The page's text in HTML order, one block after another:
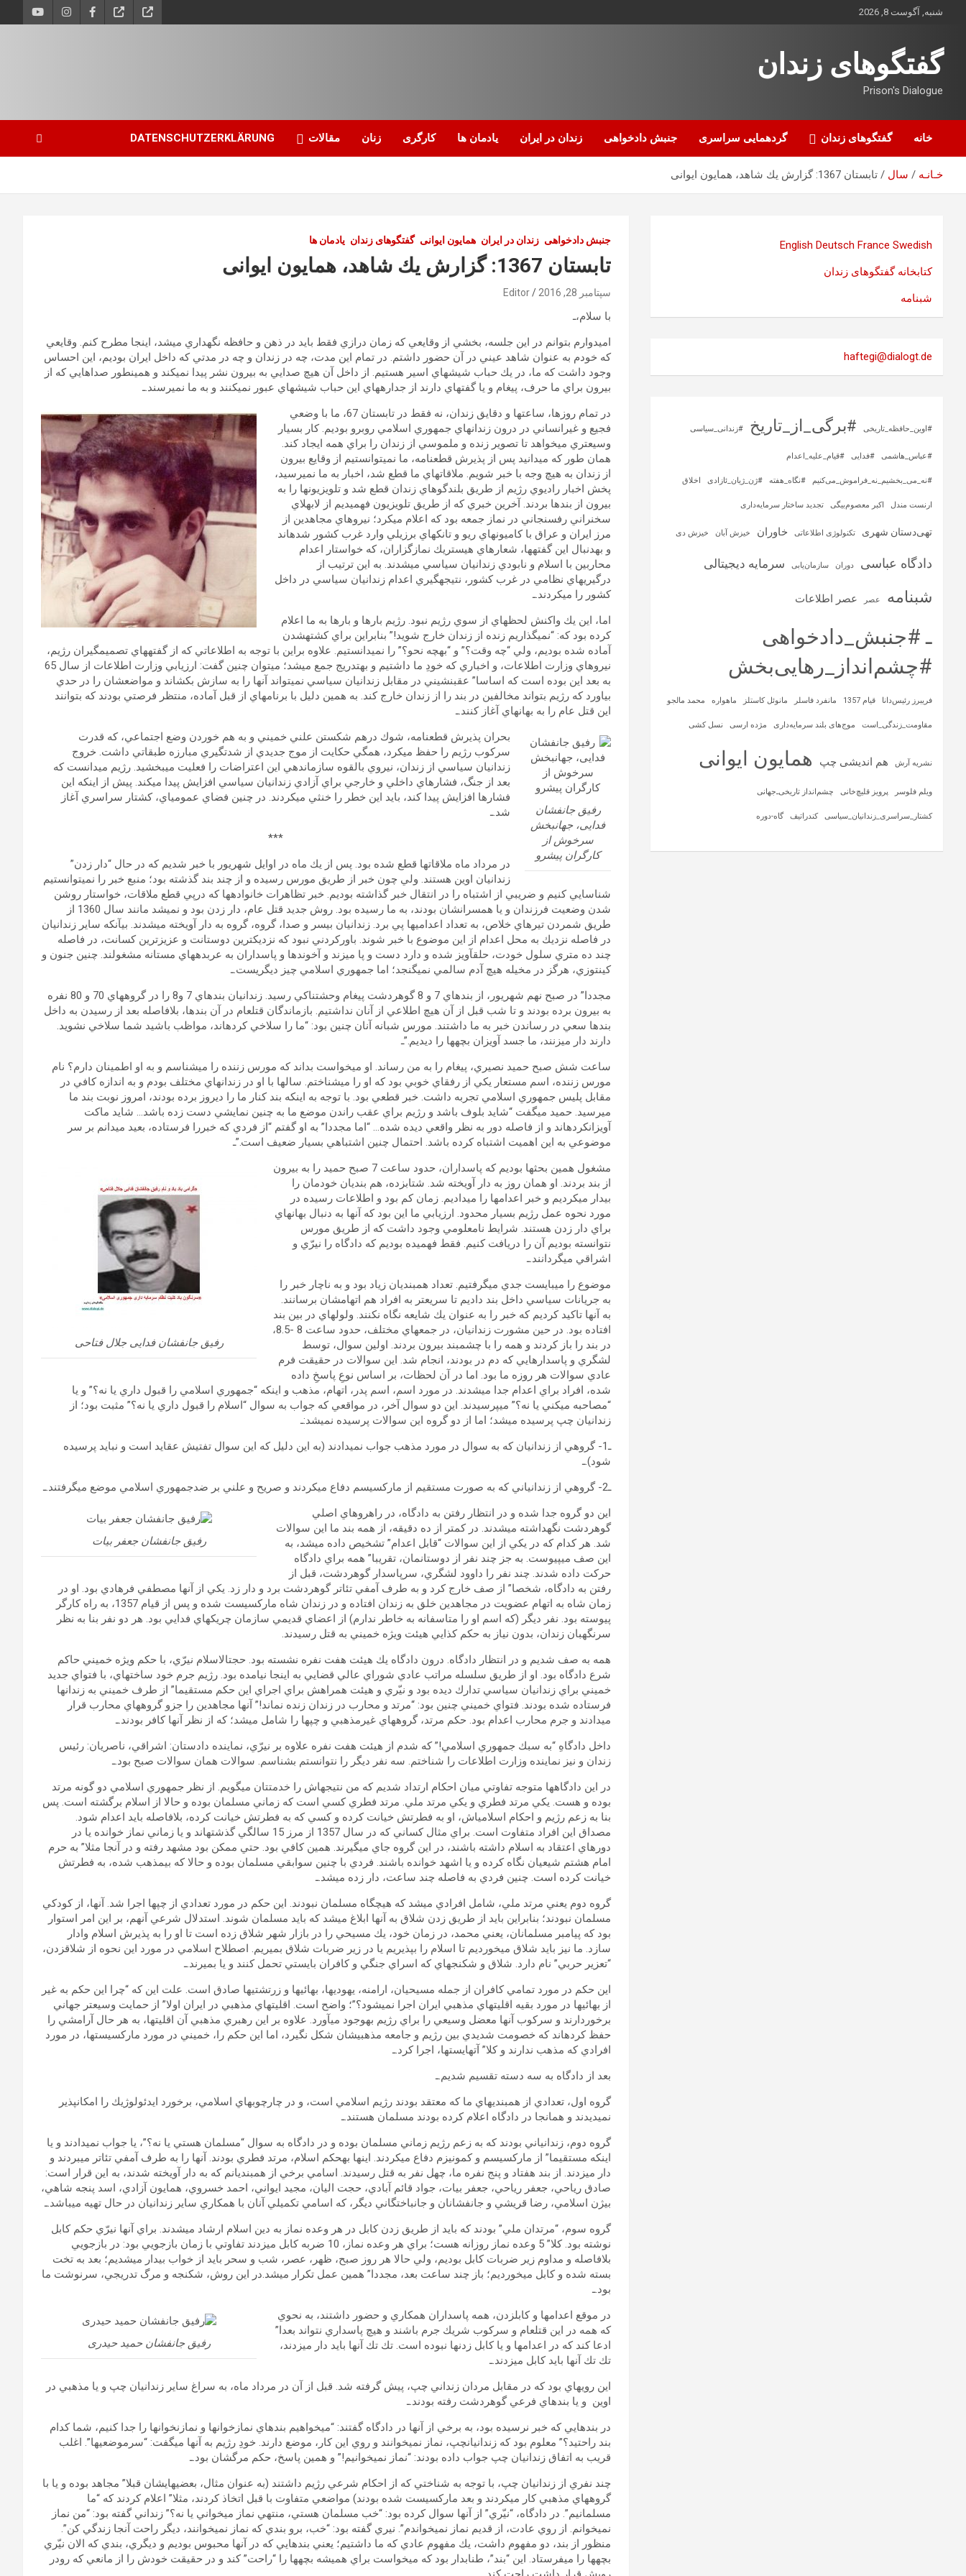
شنبه, آگوست 8, 2026
گفتگوهای زندان
Prison's Dialogue
خانه گفتگوهای زندان گردهمایی سراسری جنبش دادخواهی زندان در ایران یادمان ها کارگری زنان مقالات DATENSCHUTZERKLÄRUNG
خـانـه سال تابستان 1367: گزارش يك شاهد، همایون ایوانی
جنبش دادخواهی زندان در ایران همایون ایوانی گفتگوهای زندان یادمان ها
تابستان 1367: گزارش يك شاهد، همایون ایوانی
سپتامبر 28, 2016 Editor
با سلام،ـ
اميدوارم بتوانم در اين جلسه، بخشي از وقايعي كه زمان درازي فقط بايد در ذهن و حافظه نگه‏داري مي‏شد، اينجا مطرح كنم. وقايعي
كه خودم به عنوان شاهد عيني در آن حضور داشتم. در تمام اين مدت، چه در زندان و چه در مدتي كه داخل ايران بوديم، اين احساس
وجود داشت كه ما، در يك حباب شيشه‏اي اسير هستيم. از داخل آن هيچ صدايي به بيرون نشر پيدا نمي‏كند و همين‏طور صداهايي كه از
بيرون براي ما حرف، پيغام و يا گفته‏اي دارند از جداره‏هاي اين حباب شيشه‏اي عبور نمي‏كنند و به ما نمي‏رسند.ـ
در تمام روزها، ساعت‏ها و دقايق زندان، نه فقط در تابستان 67، ما با وضعي
فجيع و غيرانساني در درون زندان‏هاي جمهوري اسلامي روبرو بوديم. كار بسيار
وسيع‏تري مي‏خواهد تا تصوير زنده و ملموسي از زندان را براي همه ايجاد كند.
همان طور كه مي‏دانيد پس از پذيرش قطعنامه، ما نمي‏توانستيم از وقايع بيرون
از زندان به هيچ وجه با خبر شويم. ملاقات‏هاي ما قطع شد، اخبار به ما نمي‏رسيد،
پخش اخبار راديوي رژيم از طريق بلندگوهاي زندان قطع شد و تلويزيون‏ها را به
بيرون از بندها بردند. آخرين خبري كه از طريق تلويزيون فهميديم از لابه‏لاي
سخنراني رفسنجاني در نماز جمعه بود كه اعلام مي‏كرد؛ نيروهاي مجاهدين از
مرز ايران و عراق با كاميون‏هاي ريو و تانك‏هاي برزيلي وارد غرب كشور شده‏اند
و به‏دنبال اين گفته‏ها، شعارهاي هيستريك نمازگزاران، كه خواستار اعدام
محاربين با اسلام و نابودي زندانيان سياسي مي‏شدند. به اين ترتيب از
درگيري‏هاي نظامي در غرب كشور، نتيجه‏گيري اعدام زندانيان سياسي در داخل
كشور را مي‏كردند.ـ
اما، اين يك واكنش لحظه‏اي از سوي رژيم نبود. رژيم بارها و بارها به ما اعلام
كرده بود كه: “نمي‏گذاريم زنده از زندان خارج شويد!” بنابراين براي كشته‏شدن
آماده شده بوديم، ولي “چه وقت؟” و “به‏چه نحو؟” را نمي‏دانستيم. علاوه براين با توجه به اطلاعاتي كه از گفته‏هاي تصميم‏گيران رژيم،
نيروهاي وزارت اطلاعات، و اخباري كه خودِ ما داشتيم و به‏تدريج جمع مي‏شد؛ مي‏توان چنين گفت: ارزيابي وزارت اطلاعات از سال 65
به بعد اين بوده است كه اساسا” عقب‏نشيني در مقابل زندانيان سياسي نمي‏تواند آن‏ها را به سازش بكشاند و مواضع‏شان را در حدي
بياورد كه رژيم بتواند مخالفين در بند را از زندان خارج كند. به همين دليل با برنامه‏اي از قبل آماده، منتظر فرصتي بودند كه بتوانند
اين قتل عام را به بهانه‏اي آغاز كنند.ـ
رفیق جانفشان
فدایی، جهانبخش
سرخوش از
کارگران پیشرو
بحران پذيرش قطعنامه، شوك درهم شكستن علني خميني و به هم خوردن وضع اجتماعي، كه قدرت
سركوب رژيم را حفظ مي‏كرد، همگي حكايت از موج جديدي از شدت‏گيري مبارزه طبقاتي داشت. خروج
زندانيان سياسي از زندان، نيروي بالقوه سازمان‏دهي اين اعتراضات را فعليت مي‏بخشيد. رژيم مي‏دانست كه
بعد از جنگ، فشارهاي داخلي و خارجي براي آزادي زندانيان سياسي افزايش پيدا مي‏كند. پيش از اين‏كه اين
فشارها افزايش پيدا كند، بايد اين خطر را خنثي مي‏كردند. در چنين فضاي عمومي‏اي، كشتار سراسري آغاز
شد.ـ
***
در مرداد ماه ملاقات‏ها قطع شده بود. پس از يك ماه در اوايل شهريور با خبر شديم كه در حال “دار زدن”
زندانيان اوين هستند. ولي چون خبر از طريق مورس رسيده و از چند بند گذشته بود؛ منبع خبر را نمي‏توانستيم
شناسايي كنيم و ضريبي از اشتباه را در انتقال خبر گذاشته بوديم. خبر تظاهرات خانواده‏ها كه درپي قطع ملاقات‏، خواستار روشن
شدن وضعيت فرزندان و يا همسرانشان بودند، به ما رسيده بود. روش جديد قتل عام، دار زدن بود و نمي‏شد مانند سال 1360 از
طريق شمردن تيرهاي خلاص، به تعداد اعدامي‏ها پي برد. زندانيان بي‏سر و صدا، گروه، گروه به دار آويخته مي‏شدند. بي‏آنكه ساير زندانيان
در فاصله نزديك به محل اعدام از اين موضوع با خبر شوند. باوركردني نبود كه نزديك‏ترين دوستانت و عزيزترين كسانت، در فاصله
چند ده متري سلول خودت، حلق‏آويز شده و دارد دست و پا مي‏زند و آخوند‏ها و پاسداران به عربده‏هاي مستانه مشغولند. چنين جنون و
كين‏توزي، هرگز در مخيله هيچ آدم سالمي نمي‏گنجد؛ اما جمهوري اسلامي چيز ديگريست.ـ
مجددا” در صبح نهم شهريور، از بندهاي 7 و 8 گوهردشت پيغام وحشتناكي رسيد. زندانيان بندهاي 7 و8 را در گروه‏هاي 70 و 80 نفره
به بيرون برده بودند و تا شب قبل از آن هيچ اطلاعي از آنان نداشتيم. بازماندگان قتل‏عام در آن بندها، بلافاصله بعد از رسيدن به داخل
بندها سعي در رساندن خبر به ما داشتند. مورس شبانه آنان چنين بود: “ما را سلاخي كرده‏اند، مواظب باشيد شما سلاخي نشويد.
دارند دار مي‏زنند، ما جسد آويزان بچه‏ها را ديديم.”ـ
ساعت شش صبح حميد نصيري، پيغام را به من رساند. او مي‏خواست بداند كه مورس زننده را مي‏شناسم و به او اطمينان دارم؟ نام
مورس زننده، اسم مستعار يكي از رفقاي خوبي بود كه او را مي‏شناختم. سال‏ها با او در زندان‏هاي مختلف بودم و به اندازه كافي در
مقابل پليس جمهوري اسلامي تجربه داشت. خبر قطعي بود. با توجه به اين‏كه بند كنار ما را ديروز برده بودند، امروز نوبت بند ما
مي‏رسيد. حميد مي‏گفت “شايد بلوف باشد و رژيم براي عقب راندن موضع ما به چنين نمايشي دست زده باشد… شايد ماكت
آويزان‏كرده‏اند و از فاصله دور به نظر واقعي ديده شده… “اما مجددا” به او گفتم “از فردي كه خبررا فرستاده، بعيد مي‏دانم بر سر
موضوعي به اين اهميت اشتباه كرده باشد. احتمال چنين اشتباهي بسيار ضعيف است.”ـ
رفیق جانفشان فدایی جلال فتاحی
مشغول همين بحث‏ها بوديم كه پاسداران، حدود ساعت 7 صبح حميد را به بيرون
از بند بردند. او همان روز به دار آويخته شد. شتاب‏زده، هم بنديان خودمان را
بيدار مي‏كرديم و خبر اعدام‏ها را مي‏داديم. زمان كم بود و اطلاعات رسيده در
مورد نحوه عمل رژيم بسيار محدود. ارزيابي ما اين بود كه آن‏ها به دنبال بهانه‏اي
براي دار زدن هستند. شرايط نامعلومي وجود داشت كه از طريق مورس
نتوانسته بوديم آن را دريافت كنيم. فقط فهميده بوديم كه دادگاه را نيرّي و
اشراقي مي‏گردانند.ـ
موضوع را مي‏بايست جدي مي‏گرفتيم. تعداد هم‏بنديان زياد بود و به ناچار خبر را
به جريانات سياسي داخل بند داديم تا سريع‏تر به افراد هم‏ اتهامشان برسانند.
به آن‏ها تاكيد كرديم كه خبر را به عنوان يك شايعه نگاه نكنند. ولوله‏اي در بين بند
افتاده بود. در حين مشورت زندانيان، در جمع‏هاي مختلف، حدود ساعت 8 -8.5،
در بند را باز كردند و همه را با چشم‏بند بيرون بردند. اولين سوال، توسط
لشگري و پاسدارهايي كه دم در بودند، انجام شد. اين سوالات در حقيقت فرم
عادي سوالات هر روزه ما بود. اما در آن لحظات، بر اساس نوعِ پاسخِ داده
‏شده، افراد براي اعدام جدا مي‏شدند. در مورد اسم، اسم پدر، اتهام، مذهب و اين‏كه “جمهوري اسلامي را قبول داري يا نه؟” و يا
“مصاحبه مي‏كني يا نه؟” مي‏پرسيدند. اين دو سوال آخر، در مواقعي كه جواب به سوال “اسلام را قبول داري يا نه؟” مثبت بود؛ از
زندانيان چپ پرسيده مي‏شد؛ اما از دو گروه اين سوالات پرسيده نمي‏شد:ـ
ـ1- گروهي از زندانيان كه به سوال در مورد مذهب جواب نمي‏دادند (به اين دليل كه اين سوال تفتيش عقايد است و نبايد پرسيده
شود).ـ
ـ2- گروهي از زندانياني كه به صورت مستقيم از ماركسيسم دفاع مي‏كردند و صريح و علني بر ضدجمهوري اسلامي موضع مي‏گرفتند.ـ
رفیق جانفشان جعفر بیات
اين دو گروه جدا شده و در انتظار رفتن به دادگاه، در راهروهاي اصلي
گوهردشت نگه‏داشته مي‏شدند. در كمتر از ده دقيقه، از همه بند ما اين سوالات
شد. هر كدام كه در يكي از اين سوالات “قابل اعدام” تشخيص داده مي‏شد، به
اين صف مي‏پيوست. به جز چند نفر از دوستانمان، تقريبا” همه براي دادگاه
حركت داده شدند. چند نفر را داوود لشگري، سرپاسدار گوهردشت، قبل از
رفتن به دادگاه، شخصا” از صف خارج كرد و به طرف آمفي تئاتر گوهردشت برد و دار زد. يكي از آن‏ها مصطفي فرهادي بود. او در
زمان شاه به اتهام عضويت در مجاهدين خلق به زندان افتاده و در زندان شاه ماركسيست شده و پس از قيام 1357، به راه كارگر
پيوسته بود. نفر ديگر (كه اسم او را متاسفانه به خاطر ندارم) از اعضاي قديمي سازمان چريك‏هاي فدايي بود. هر دو نفر بنا به نظر
سرنگهبان زندان، بدون نياز به حكم كذايي هيئت ويژه خميني به قتل رسيدند.
همه به صف شديم و در انتظار دادگاه. درون دادگاه يك هيئت هفت نفره نشسته بود. حجت‏الاسلام نيرّي، با حكم ويژه خميني حاكم
شرع دادگاه بود. او از طريق سلسله مراتب عادي شوراي عالي قضايي به اينجا نيامده بود. رژيم جرم خود ساخته‏اي، با فتواي جديد
خميني براي زندانيان سياسي تدارك ديده بود و نيّري و هيئت همراهش براي اجراي اين حكم مستقيما” از طرف خميني به زندان‏ها
فرستاده شده بودند. فتواي خميني چنين بود: “مرتد و محارب در زندان زنده نماند!” آن‏ها مجاهدين را جزو گروه‏هاي محارب قرار
مي‏دادند و جرم محارب اعدام بود. حكم مرتد، گروه‏هاي غيرمذهبي و چپ‏ها را شامل مي‏شد؛ كه از نظر آن‏ها كافر بودند.ـ
داخل دادگاهِ “به سبك جمهوري اسلامي!” كه شدم از هيئت هفت نفره علاوه بر نيرّي، نماينده دادستان: اشراقي، ناصريان: رئيس
زندان و نيز نماينده وزارت اطلاعات را شناختم. سه نفر ديگر را نتوانستم بشناسم. سوالات همان سوالات صبح بود.ـ
در اين دادگاه‏ها متوجه تفاوتي ميان احكام ارتداد شديم كه من نتيجه‏اش را خدمتتان مي‏گويم. از نظر جمهوري اسلامي دو گونه مرتد
بوده و هست. يكي مرتد فطري و يكي مرتد ملي. مرتد فطري كسي است كه زماني مسلمان بوده و حالا از اسلام برگشته است. پس
بنا به زعم رژيم و احكام اسلامي‏اش، او به فطرتش خيانت كرده و كسي كه به فطرتش خيانت كرده، بلافاصله بايد اعدام شود.
مصداق اين افراد متفاوت است. براي مثال كساني كه در سال 1357 از مرز 15 سالگي گذشته‏اند و يا زماني نماز خوانده يا در
دوره‏اي اعتقاد به اسلام داشته باشند، در اين گروه جاي مي‏گيرند. همين كافي بود. حتي ممكن بود مشهد رفته و در آنجا مثلا” به حرم
امام هشتم شيعيان نگاه كرده و يا اشهد خوانده باشند. فردي با چنين سوابقي مسلمان بوده و حالا كه بي‏مذهب شده، به فطرتش
خيانت كرده است. چنين فردي به فاصله چند ساعت، دار زده مي‏شد.ـ
گروه دوم يعني مرتد ملي، شامل افرادي مي‏شد كه هيچ‏گاه مسلمان نبودند. اين حكم در مورد تعدادي از چپ‏ها اجرا شد. آن‏ها، از كودكي
مسلمان نبودند؛ بنابراين بايد از طريق زدن شلاق به آن‏ها ابلاغ مي‏شد كه بايد مسلمان شوند. استدلال شرعي آن‏هم، بر اين امر استوار
بود كه پيامبر مسلمانان، يعني محمد، در زمان خود، يك مسيحي را در بازار شهر شلاق زده است تا او را به پذيرش اسلام وادار
سازد. ما نيز بايد شلاق مي‏خورديم تا اسلام را بپذيريم يا در زير ضربات شلاق بميريم. اصطلاح اسلامي در مورد اين نحوه از شلاق‏زدن،
“تعزير حربي” نام دارد. شلاق و شكنجه‏اي كه اسراي جنگي و كافران بايستي تحمل كنند و يا بميرند.ـ
اين حكم در مورد تمامي كافران از جمله مسيحيان، ارامنه، يهودي‏ها، بهائي‏ها و زرتشتي‏ها صادق است. علت اين كه “چرا اين حكم به غير
از بهائي‏ها در مورد بقيه اقليت‏هاي مذهبي ايران اجرا نمي‏شود؟”؛ واضح است. اقليت‏هاي مذهبي در ايران اولا” از حمايت وسيع‏تر جهاني
برخوردارند و سركوب آن‏ها معضل وسيعي را براي رژيم به‏وجود مي‏آورد. علاوه بر اين رهبري مذهبي آن اقليت‏ها، به هر حال آرامشي را
حفظ كرده‏اند كه خصومت شديدي بين رژيم و جامعه مذهبي‏شان شكل نگيرد، اما اين حكم را، خميني در مورد ماركسيست‏ها، در مورد
افرادي كه مذهب ندارند و كلا” آته‏ايست‏ها، اجرا كرد.ـ
بعد از دادگاه به سه دسته تقسيم شديم.ـ
گروه اول، تعدادي از هم‏بندي‏هاي ما كه معتقد بودند رژيم اسلامي است، و در چارچوب‏هاي اسلامي، برخورد ايدئولوژيك را امكان‏پذير
نمي‏ديدند و همان‏جا در دادگاه اعلام كرده بودند مسلمان هستند.ـ
گروه دوم، زندانياني بودند كه به زعم رژيم زماني مسلمان بوده و در دادگاه به سوال “مسلمان هستي يا نه؟”، يا جواب نمي‏دادند و يا
اين‏كه مستقيما” از ماركسيسم و كمونيزم دفاع مي‏كردند. اين‏ها به‏حكم اسلام، مرتد فطري بودند. آن‏ها را به طرف آمفي تئاتر مي‏بردند و
دار مي‏زدند. از بند هفتاد و پنج نفره ما، چهل نفر به قتل رسيدند. اسامي برخي از هم‏بنديانم كه به دار آويخته شدند، به اين قرار است:
صادق رياحي، جعفر رياحي، جعفر بيات، جواد قائم آبادي، حجت اليان، مجيد ايواني، احمد خسروي، همايون آزادي، اسد پنجه شاهي،
بيژن اسلامي، رضا قريشي و جانفشانان و جان‏باختگاني ديگر، كه اسامي تكميلي آنان با همكاري ساير زندانيان در حال تهيه مي‏باشد.ـ
گروه سوم، “مرتدان ملي” بودند كه بايد از طريق زدن كابل در هر وعده نماز به دين اسلام ارشاد مي‏شدند. براي آن‏ها نيرّي حكم كابل
نوشته بود. كلا” 5 وعده‏ نماز روزانه هست؛ براي هر وعده نماز، 10 ضربه كابل مي‏زدند تفاوتي با زمان بازجويي بود: در بازجويي
بلافاصله و مداوم زير ضربات كابل بوديم، ولي حالا هر روز صبح، ظهر، عصر، شب و سحر بايد از خواب بيدار مي‏شديم؛ بعد به تخت
بسته شده و كابل مي‏خورديم؛ باز چند ساعت بعد، مجددا” همين عمل تكرار مي‏شد.در اين روش، شكنجه و مرگ تدريجي، سرنوشت ما
بود.ـ
رفیق جانفشان حمید حیدری
در موقع اعدام‏ها و كابل‏زدن، همه پاسداران همكاري و حضور داشتند، به نحوي
كه همه در اين قتل‏عام و سركوب شريك جرم باشند و هيچ‏ پاسداري نتواند بعدا”
ادعا كند كه در اعدام‏ها و يا كابل زدن‏ها نبوده است. تك تك آن‏ها بايد دار مي‏زدند،
تك تك آن‏ها بايد كابل مي­زدند.ـ
اين رويه‏اي بود كه در مقابل مردان زنداني چپ، پيش گرفته شد. قبل از آن در مرداد ماه، به سراغ ساير زندانيان چپ و يا مذهبي در
اوين و يا بندهاي فرعي گوهردشت رفته بودند.ـ
در بندهايي كه خبر نرسيده بود، به برخي از آن‏ها در دادگاه گفتند: “مي‏خواهيم بندهاي نمازخوان‏ها و نمازنخوان‏ها را جدا كنيم، شما كدام
بند راحتيد؟” معلوم بود كه زندانيان‏چپ، نماز نمي‏خوانند و روي اين كار، موضع دارند. خودِ رژيم به آن‏ها مي‏گفت: “سرموضعي‏ها”. اغلب
قريب به اتفاق زندانيان چپ جواب داده بودند: “نماز نمي‏خوانيم!” و همين پاسخ، حكم مرگشان بود.ـ
چند نفري از زندانيان چپ، با توجه به شناختي كه از احكام شرعي رژيم داشتند (به عنوان مثال، بعضي‏هايشان قبلا” مجاهد بوده و يا با
گروه‏هاي مذهبي كار مي‏كردند و بعد ماركسيست شده بودند) مواضعي متفاوت با قبل اتخاذ كردند، مثلا” اعلام كردند كه “ما
مسلمانيم”. در دادگاه، “نيّري” از آن‏ها سوال كرده بود: “خب مسلمان هستي، منتهي نماز مي‏خواني يا نه؟” زنداني گفته بود: “من نماز
نمي‏خوانم. از روي عادت، از قديم نماز نمي‏خواندم”. نيري گفته بود: “خب، برو بندي كه نماز نمي‏خوانند، ديگر راحت آنجا زندگي كن”.
منظور از بند، دو مفهوم داشت، يك مفهوم عادي كه ما داشتيم؛ يعني بندهايي كه در آن‏ها محبوس بوديم و ديگري، بندي كه الان نيّري
بچه‏ها را مي‏فرستاد. اين “بند”، طناب‏دار بود كه مي‏خواست براي هميشه بچه‏ها را “راحت” كند و در حقيقت خودش را از مانعي كه رودر
English Deutsch France Swedish
کتابخانه گفتگوهای زندان
شبنامه
haftegi@dialogt.de
#اوین_حافظه_تاریخی #برگی_از_تاریخ #زندانی_سیاسی
#عباس_هاشمی #فدایی #قیام_علیه_اعدام
#نه_می_بخشیم_نه_فراموش_می‌کنیم #نگاه_هفته #ژن_ژیان_ئازادی اخلاق
ارنست مندل اکبر معصوم‌بیگی تجدید ساختار سرمایه‌داری
تهی‌دستان شهری تکنولوژی اطلاعاتی خاوران خیزش آبان خیزش دی
دادگاه عباسی دوران سازمان‌یابی سرمایه‌ دیجیتالی
شبنامه عصر عصر اطلاعات
ـ #جنبش_دادخواهی
#چشم‌انداز_رهایی‌بخش
فریبرز رئیس‌دانا قیام 1357 مانفرد فاسلر مانوئل کاستلز ماهواره‌ محمد مالجو
مقاومت_زندگی_است موج‌های بلند سرمایه‌داری مژده ارسی نسل کشی
نشریه آرش هم اندیشی چپ همایون ایوانی
ویلم فلوسر پرویز قلیچ‌خانی چشم‌انداز تاریخی‌ـ‌جهانی
کشتار_سراسری_زندانیان_سیاسی کندراتیف گاه-دوره